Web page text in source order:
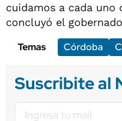
cuidamos a cada uno
concluyó el
Temas
Córdoba
Suscribite al